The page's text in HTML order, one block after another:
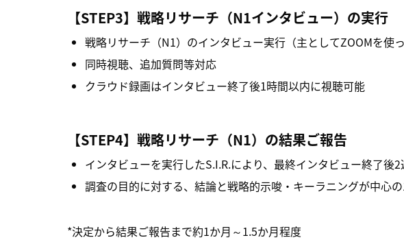
【STEP3】 戦略リサーチ（N1インタビュー）の実行
戦略リサーチ（N1）のインタビュー実行（主としてZOOMを使っ
同時視聴、追加質問等対応
クラウド録画はインタビュー終了後1時間以内に視聴可能
【STEP4】 戦略リサーチ（N1）の結果ご報告
インタビューを実行したS.I.R.により、最終インタビュー終了後
調査の目的に対する、結論と戦略的示唆・キーラニングが中心
*決定から結果ご報告まで約1か月～1.5か月程度